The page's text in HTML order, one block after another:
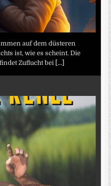
auf dem düsteren
ist, wie es scheint. Die
Zuflucht bei
[...]